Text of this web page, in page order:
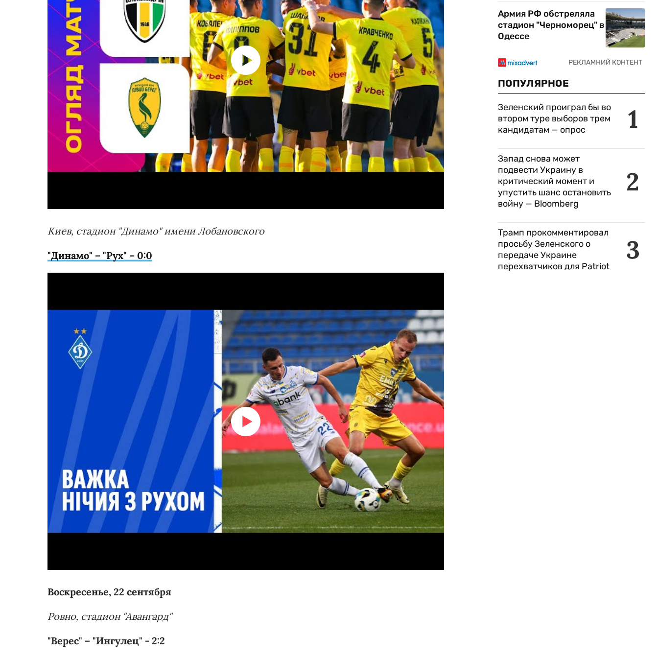
Киев, стадион "Динамо" имени Лобановского
"Динамо" – "Рух" – 0:0
Воскресенье, 22 сентября
Ровно, стадион "Авангард"
"Верес" – "Ингулец" - 2:2
Армия РФ обстреляла
стадион "Черноморец" в
Одессе
ПОПУЛЯРНОЕ
1
Зеленский проиграл бы во
втором туре выборов трем
кандидатам — опрос
2
Запад снова может
подвести Украину в
критический момент и
упустить шанс остановить
войну — Bloomberg
3
Трамп прокомментировал
просьбу Зеленского о
передаче Украине
перехватчиков для Patriot